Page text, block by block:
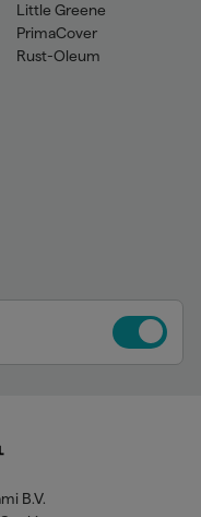
Little Greene
PrimaCover
Rust-Oleum
B.V.